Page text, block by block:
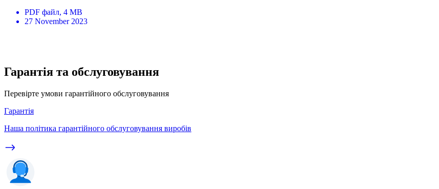
PDF файл, 4 MB
27 November 2023
Гарантія та обслуговування
Перевірте умови гарантійного обслуговування
Гарантія
Наша політика гарантійного обслуговування виробів